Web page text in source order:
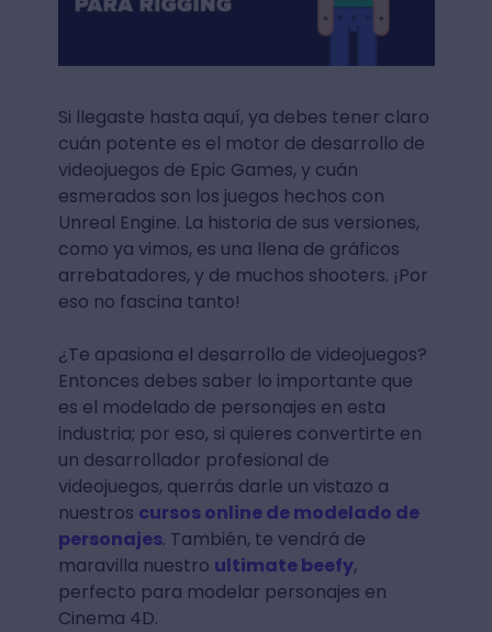
Si llegaste hasta aquí, ya debes tener claro
cuán potente es el motor de desarrollo de
videojuegos de Epic Games, y cuán
esmerados son los juegos hechos con
Unreal Engine. La historia de sus versiones,
como ya vimos, es una llena de gráficos
arrebatadores, y de muchos shooters. ¡Por
eso no fascina tanto!
¿Te apasiona el desarrollo de videojuegos?
Entonces debes saber lo importante que
es el modelado de personajes en esta
industria; por eso, si quieres convertirte en
un desarrollador profesional de
videojuegos, querrás darle un vistazo a
nuestros cursos online de modelado de
personajes. También, te vendrá de
maravilla nuestro ultimate beefy,
perfecto para modelar personajes en
Cinema 4D.